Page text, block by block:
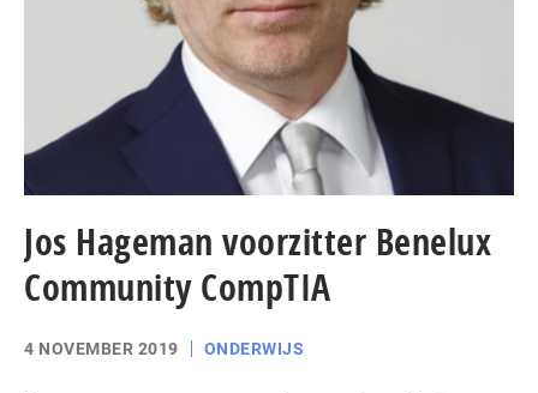
Jos Hageman voorzitter Benelux
Community CompTIA
4 NOVEMBER 2019 ONDERWIJS